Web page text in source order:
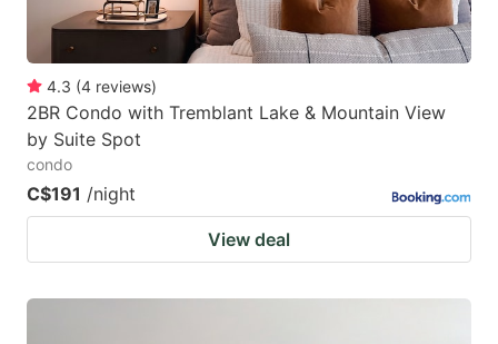
4.3 (4 reviews)
2BR Condo with Tremblant Lake & Mountain View
by Suite Spot
condo
C$191 /night
View deal